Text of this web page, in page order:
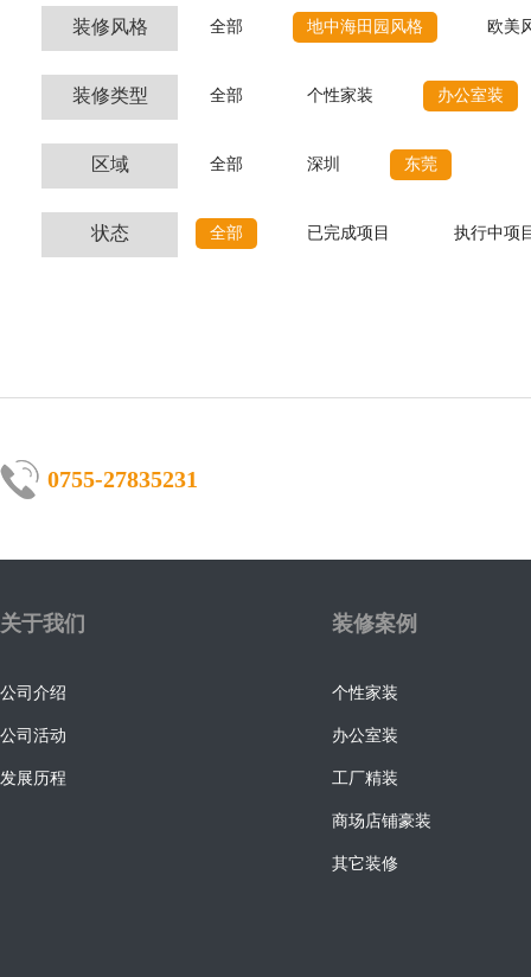
装修风格 全部 地中海田园风格 欧美
装修类型 全部 个性家装 办公室装
区域 全部 深圳 东莞
状态 全部 已完成项目 执行中项
0755-27835231
关于我们
公司介绍
公司活动
发展历程
装修案例
个性家装
办公室装
工厂精装
商场店铺豪装
其它装修